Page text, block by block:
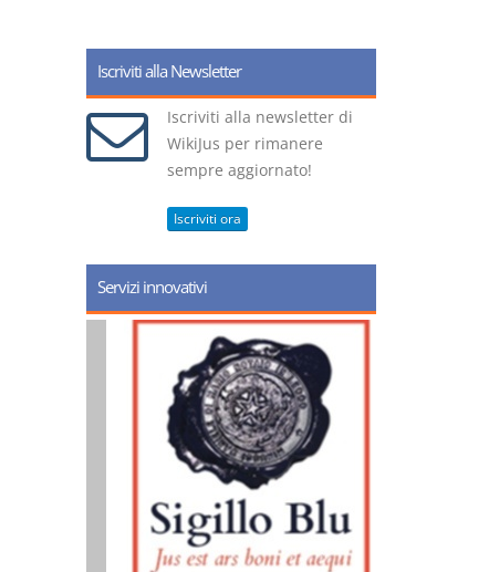
Iscriviti alla Newsletter
Iscriviti alla newsletter di
WikiJus per rimanere
sempre aggiornato!
Iscriviti ora
Servizi innovativi